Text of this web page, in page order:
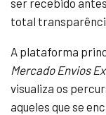
ser recebido
total
A plataforma
Mercado Envios
visualiza os
aqueles que se